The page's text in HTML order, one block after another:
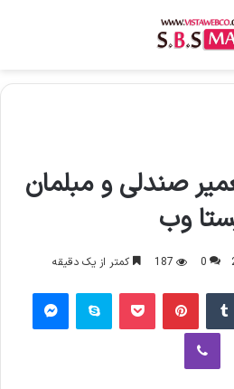
صندلی و مبلمان
وب
0
187 کمتر از یک دقیقه
‫پین‌ترست پاکت اسکایپ
وایبر